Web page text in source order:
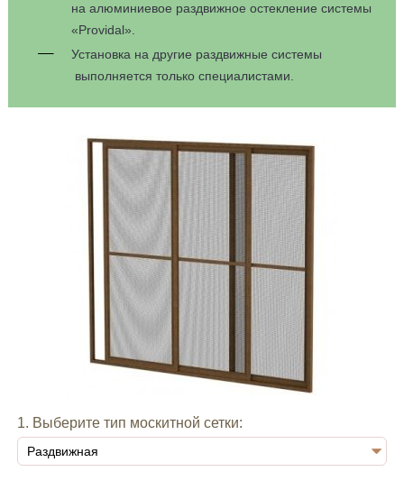
на алюминиевое раздвижное остекление системы
«Providal».
Установка на другие раздвижные системы
выполняется только специалистами.
1. Выберите тип москитной сетки: